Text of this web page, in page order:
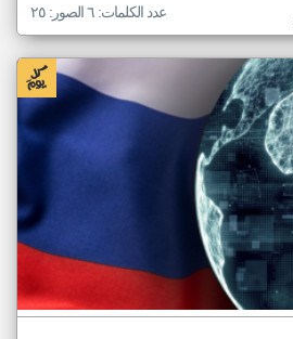
عدد الكلمات: ٦ الصور: ٢٥